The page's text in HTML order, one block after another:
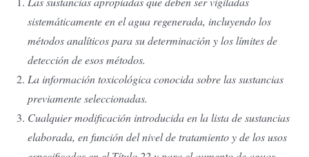
sistemáticamente en el agua regenerada, incluyendo los
métodos analíticos para su determinación y los límites de
detección de esos métodos.
La información toxicológica conocida sobre las sustancias
previamente seleccionadas.
Cualquier modificación introducida en la lista de sustancias
elaborada, en función del nivel de tratamiento y de los usos